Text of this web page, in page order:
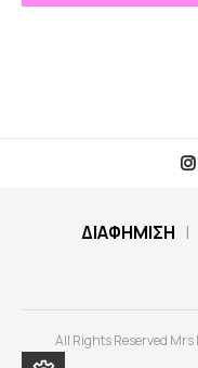
ΔΙΑΦΗΜΙΣΗ |
All Rights Reserved